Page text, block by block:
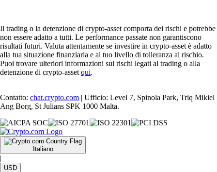
Il trading o la detenzione di crypto-asset comporta dei rischi e potrebbe
non essere adatto a tutti. Le performance passate non garantiscono
risultati futuri. Valuta attentamente se investire in crypto-asset è adatto
alla tua situazione finanziaria e al tuo livello di tolleranza al rischio.
Puoi trovare ulteriori informazioni sui rischi legati al trading o alla
detenzione di crypto-asset qui.
Contatto: chat.crypto.com | Ufficio: Level 7, Spinola Park, Triq Mikiel
Ang Borg, St Julians SPK 1000 Malta.
Italiano
|
USD